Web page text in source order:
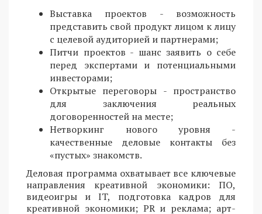
Выставка проектов - возможность
представить свой продукт лицом к лицу
с целевой аудиторией и партнерами;
Питчи проектов - шанс заявить о себе
перед экспертами и потенциальными
инвесторами;
Открытые переговоры - пространство
для заключения реальных
договоренностей на месте;
Нетворкинг нового уровня -
качественные деловые контакты без
«пустых» знакомств.
Деловая программа охватывает все ключевые
направления креативной экономики: ПО,
видеоигры и IT, подготовка кадров для
креативной экономики; PR и реклама; арт-